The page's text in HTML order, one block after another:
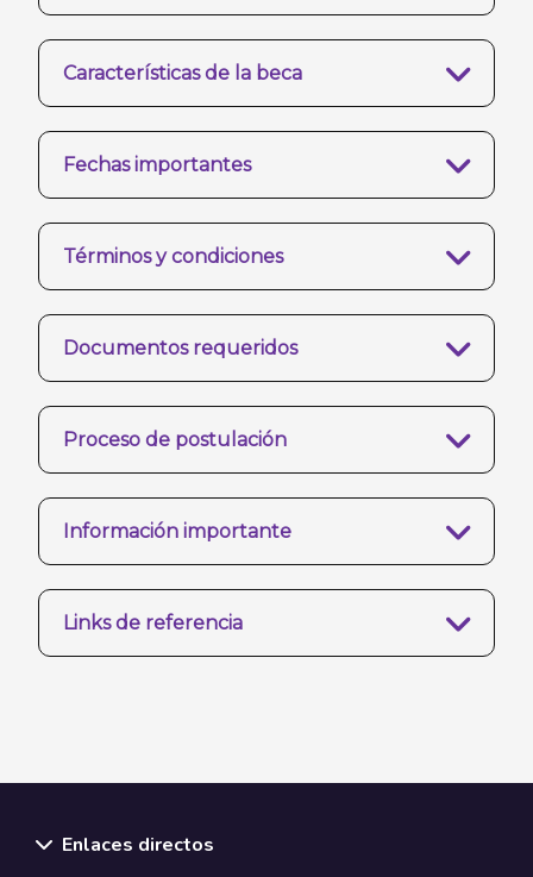
Características de la beca
Fechas importantes
Términos y condiciones
Documentos requeridos
Proceso de postulación
Información importante
Links de referencia
Enlaces directos